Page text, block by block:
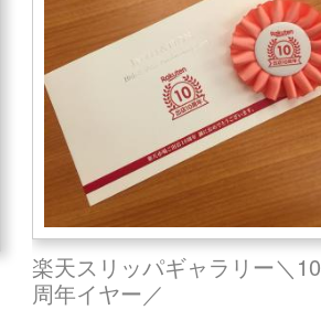
楽天スリッパギャラリー＼10
周年イヤー／